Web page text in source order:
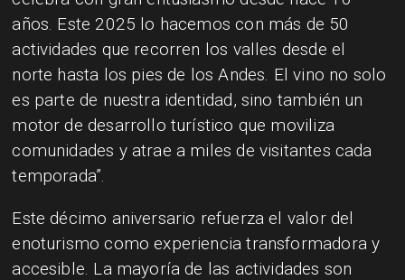
años. Este 2025 lo hacemos con más de 50
actividades que recorren los valles desde el
norte hasta los pies de los Andes. El vino no solo
es parte de nuestra identidad, sino también un
motor de desarrollo turístico que moviliza
comunidades y atrae a miles de visitantes cada
temporada”.
Este décimo aniversario refuerza el valor del
enoturismo como experiencia transformadora y
accesible. La mayoría de las actividades son